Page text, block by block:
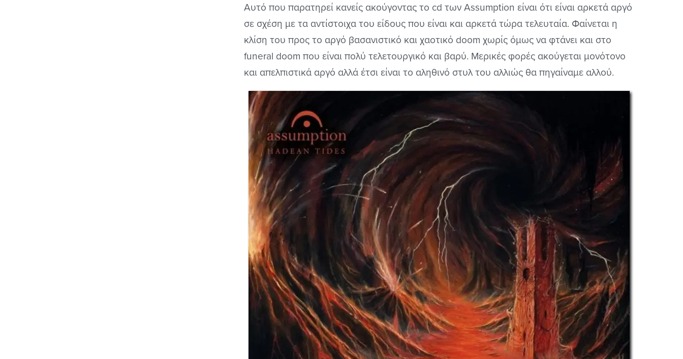
Αυτό που παρατηρεί κανείς ακούγοντας το cd των Assumption είναι ότι είναι αρκετά αργό
σε σχέση με τα αντίστοιχα του είδους που είναι και αρκετά τώρα τελευταία. Φαίνεται η
κλίση του προς το αργό βασανιστικό και χαοτικό doom χωρίς όμως να φτάνει και στο
funeral doom που είναι πολύ τελετουργικό και βαρύ. Μερικές φορές ακούγεται μονότονο
και απελπιστικά αργό αλλά έτσι είναι το αληθινό στυλ του αλλιώς θα πηγαίναμε αλλού.